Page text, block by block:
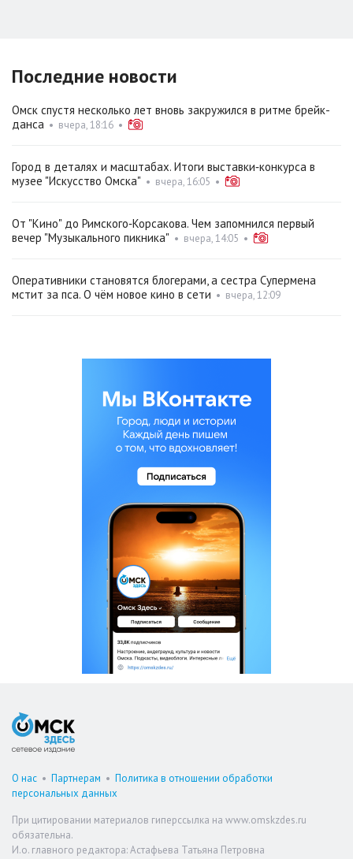
Последние новости
Омск спустя несколько лет вновь закружился в ритме брейк-
данса • вчера, 18:16 •
Город в деталях и масштабах. Итоги выставки‑конкурса в
музее "Искусство Омска" • вчера, 16:05 •
От "Кино" до Римского‑Корсакова. Чем запомнился первый
вечер "Музыкального пикника" • вчера, 14:05 •
Оперативники становятся блогерами, а сестра Супермена
мстит за пса. О чём новое кино в сети • вчера, 12:09
О нас • Партнерам • Политика в отношении обработки
персональных данных
При цитировании материалов гиперссылка на www.omskzdes.ru
обязательна.
И.о. главного редактора: Астафьева Татьяна Петровна